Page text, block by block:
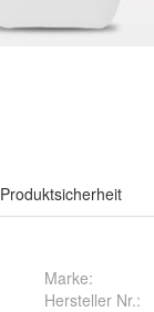
Produktsicherheit
Marke:
Hersteller Nr.: